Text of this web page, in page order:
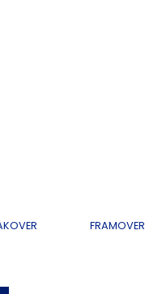
FRAMOVER